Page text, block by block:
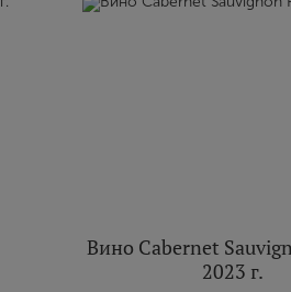
Вино Cabernet
2023 г.